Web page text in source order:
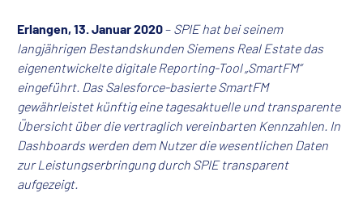
Erlangen, 13. Januar 2020– SPIE hat bei seinem
langjährigen Bestandskunden Siemens Real Estate das
eigenentwickelte digitale Reporting-Tool „SmartFM“
eingeführt. Das Salesforce-basierte SmartFM
gewährleistet künftig eine tagesaktuelle und transparente
Übersicht über die vertraglich vereinbarten Kennzahlen. In
Dashboards werden dem Nutzer die wesentlichen Daten
zur Leistungserbringung durch SPIE transparent
aufgezeigt.